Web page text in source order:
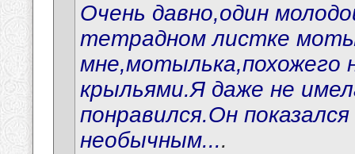
Очень давно,один
тетрадном листке
мне,мотылька,похожего
крыльями.Я даже не
понравился.Он
необычным....